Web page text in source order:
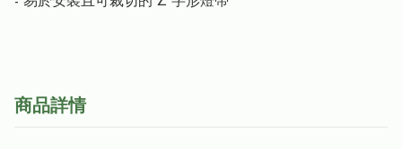
商品詳情